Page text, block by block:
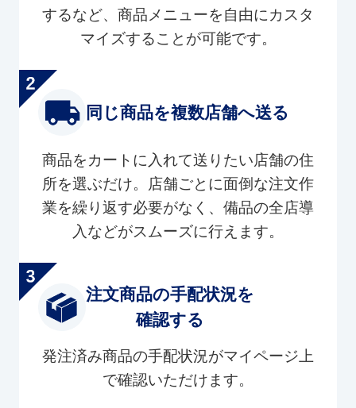
するなど、商品メニューを自由にカスタ
マイズすることが可能です。
同じ商品を複数店舗へ送る
商品をカートに入れて送りたい店舗の住
所を選ぶだけ。店舗ごとに面倒な注文作
業を繰り返す必要がなく、備品の全店導
入などがスムーズに行えます。
注文商品の手配状況を
確認する
発注済み商品の手配状況がマイページ上
で確認いただけます。